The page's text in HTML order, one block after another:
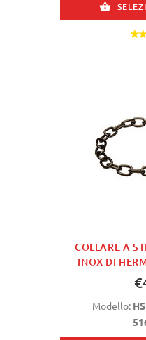
COLLARE A
INOX DI
Modello: